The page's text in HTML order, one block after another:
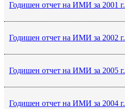
Годишен отчет на ИМИ за 2001 г.
Годишен отчет на ИМИ за 2002 г.
Годишен отчет на ИМИ за 2005 г.
Годишен отчет на ИМИ за 2004 г.